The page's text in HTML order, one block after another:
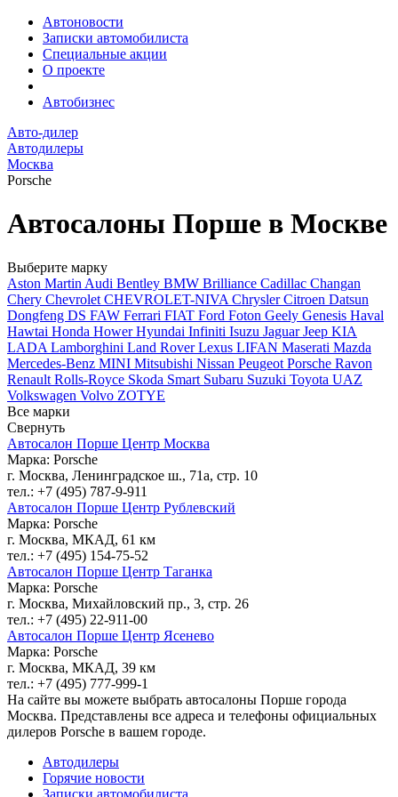
Автоновости
Записки автомобилиста
Специальные акции
О проекте
Автобизнес
Авто-дилер
Автодилеры
Москва
Porsche
Автосалоны Порше в Москве
Выберите марку
Aston Martin Audi Bentley BMW Brilliance Cadillac Changan
Chery Chevrolet CHEVROLET-NIVA ChryslerCitroen Datsun
Dongfeng DS FAW Ferrari FIAT Ford Foton Geely Genesis Haval
Hawtai Honda HowerHyundai Infiniti Isuzu JaguarJeep KIA
LADA Lamborghini Land RoverLexus LIFAN Maserati Mazda
Mercedes-Benz MINI Mitsubishi Nissan Peugeot Porsche Ravon
Renault Rolls-Royce Skoda Smart Subaru Suzuki Toyota UAZ
Volkswagen Volvo ZOTYE
Все марки
Свернуть
Автосалон Порше Центр Москва
Марка: Porsche
г. Москва, Ленинградское ш., 71а, стр. 10
тел.: +7 (495) 787-9-911
Автосалон Порше Центр Рублевский
Марка: Porsche
г. Москва, МКАД, 61 км
тел.: +7 (495) 154-75-52
Автосалон Порше Центр Таганка
Марка: Porsche
г. Москва, Михайловский пр., 3, стр. 26
тел.: +7 (495) 22-911-00
Автосалон Порше Центр Ясенево
Марка: Porsche
г. Москва, МКАД, 39 км
тел.: +7 (495) 777-999-1
На сайте вы можете выбрать автосалоны Порше города
Москва. Представлены все адреса и телефоны официальных
дилеров Porsche в вашем городе.
Автодилеры
Горячие новости
Записки автомобилиста